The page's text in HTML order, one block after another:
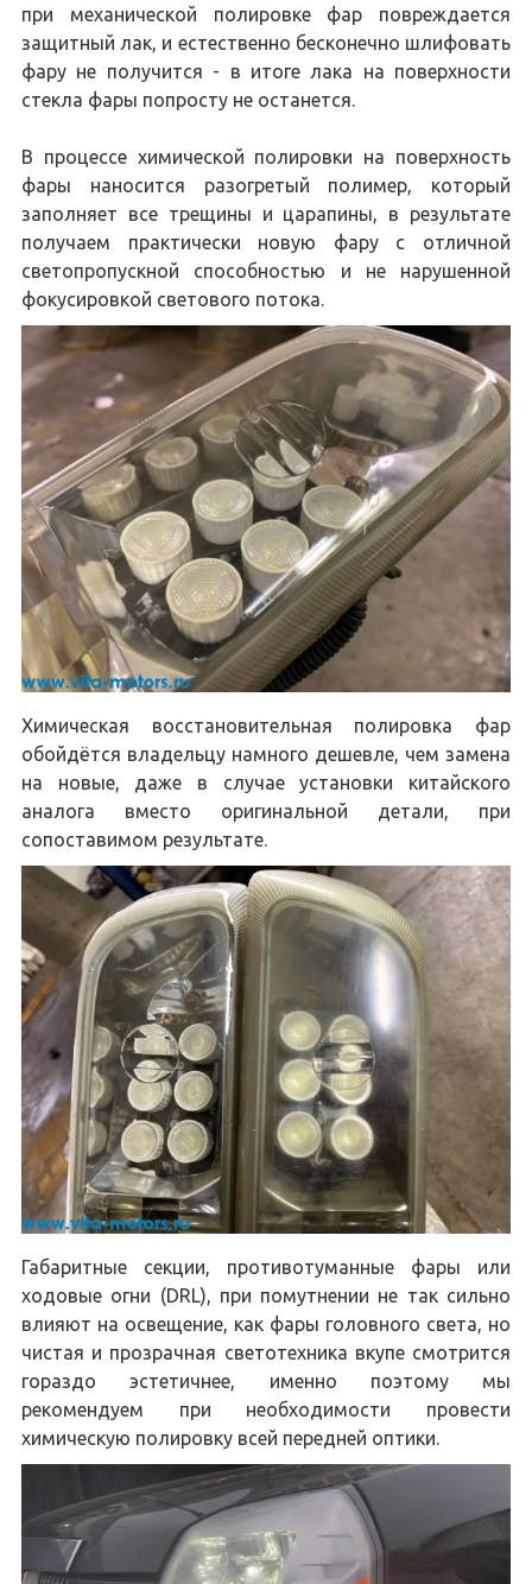
при механической полировке фар повреждается
защитный лак, и естественно бесконечно шлифовать
фару не получится - в итоге лака на поверхности
стекла фары попросту не останется.
В процессе химической полировки на поверхность
фары наносится разогретый полимер, который
заполняет все трещины и царапины, в результате
получаем практически новую фару с отличной
светопропускной способностью и не нарушенной
фокусировкой светового потока.
Химическая восстановительная полировка фар
обойдётся владельцу намного дешевле, чем замена
на новые, даже в случае установки китайского
аналога вместо оригинальной детали, при
сопоставимом результате.
Габаритные секции, противотуманные фары или
ходовые огни (DRL), при помутнении не так сильно
влияют на освещение, как фары головного света, но
чистая и прозрачная светотехника вкупе смотрится
гораздо эстетичнее, именно поэтому мы
рекомендуем при необходимости провести
химическую полировку всей передней оптики.